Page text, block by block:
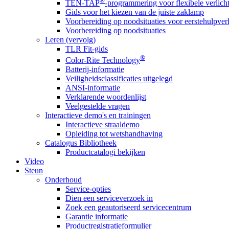
TEN-TAP -programmering voor flexibele
Gids voor het kiezen van de juiste zaklamp
Voorbereiding op noodsituaties voor
Voorbereiding op noodsituaties
Leren (vervolg)
TLR Fit-gids
Color-Rite Technology®
Batterij-informatie
Veiligheidsclassificaties uitgelegd
ANSI-informatie
Verklarende woordenlijst
Veelgestelde vragen
Interactieve demo's en trainingen
Interactieve straaldemo
Opleiding tot wetshandhaving
Catalogus Bibliotheek
Productcatalogi bekijken
Video
Steun
Onderhoud
Service-opties
Dien een serviceverzoek in
Zoek een geautoriseerd servicecentrum
Garantie informatie
Productregistratieformulier